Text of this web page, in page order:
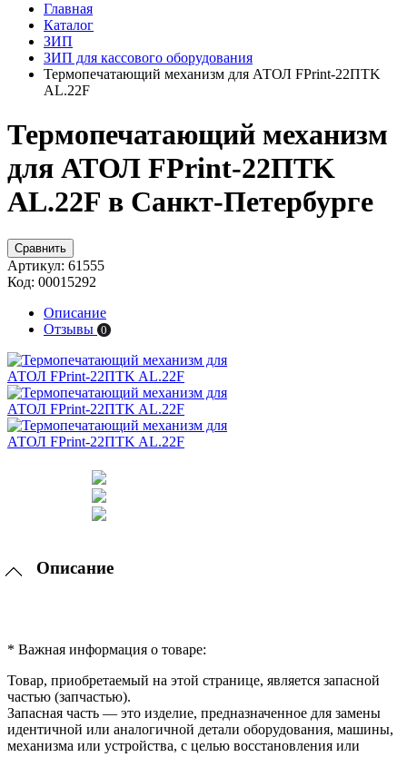
Главная
Каталог
ЗИП
ЗИП для кассового оборудования
Термопечатающий механизм для АТОЛ FPrint-22ПТK
AL.22F
Термопечатающий механизм
для АТОЛ FPrint-22ПТK
AL.22F в Санкт-Петербурге
Сравнить
Артикул: 61555
Код: 00015292
Описание
Отзывы 0
Описание
* Важная информация о товаре:
Товар, приобретаемый на этой странице, является запасной
частью (запчастью).
Запасная часть — это изделие, предназначенное для замены
идентичной или аналогичной детали оборудования, машины,
механизма или устройства, с целью восстановления или